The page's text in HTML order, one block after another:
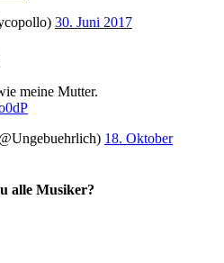
30. Juni 2017
meine Mutter.
18. Oktober
alle Musiker?